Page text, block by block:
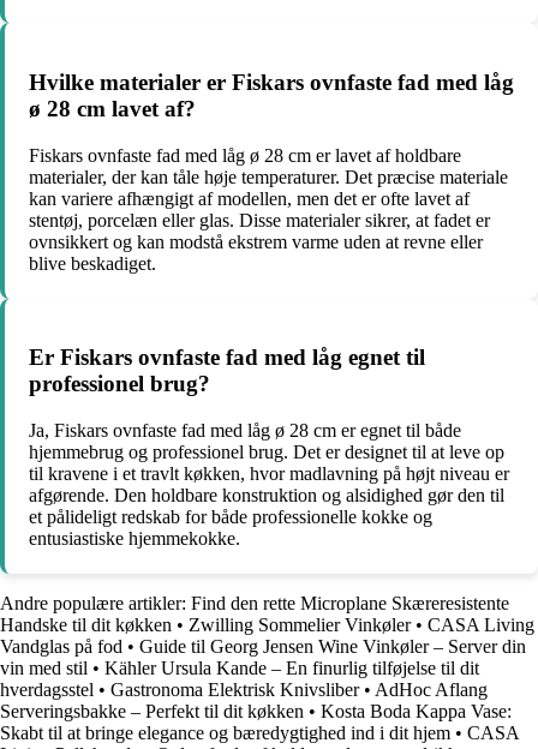
Hvilke materialer er Fiskars ovnfaste fad med låg
ø 28 cm lavet af?
Fiskars ovnfaste fad med låg ø 28 cm er lavet af holdbare
materialer, der kan tåle høje temperaturer. Det præcise materiale
kan variere afhængigt af modellen, men det er ofte lavet af
stentøj, porcelæn eller glas. Disse materialer sikrer, at fadet er
ovnsikkert og kan modstå ekstrem varme uden at revne eller
blive beskadiget.
Er Fiskars ovnfaste fad med låg egnet til
professionel brug?
Ja, Fiskars ovnfaste fad med låg ø 28 cm er egnet til både
hjemmebrug og professionel brug. Det er designet til at leve op
til kravene i et travlt køkken, hvor madlavning på højt niveau er
afgørende. Den holdbare konstruktion og alsidighed gør den til
et pålideligt redskab for både professionelle kokke og
entusiastiske hjemmekokke.
Andre populære artikler: Find den rette Microplane Skæreresistente
Handske til dit køkken • Zwilling Sommelier Vinkøler• CASA Living
Vandglas på fod • Guide til Georg Jensen Wine Vinkøler – Server din
vin med stil • Kähler Ursula Kande – En finurlig tilføjelse til dit
hverdagsstel • Gastronoma Elektrisk Knivsliber• AdHoc Aflang
Serveringsbakke – Perfekt til dit køkken • Kosta Boda Kappa Vase:
Skabt til at bringe elegance og bæredygtighed ind i dit hjem • CASA